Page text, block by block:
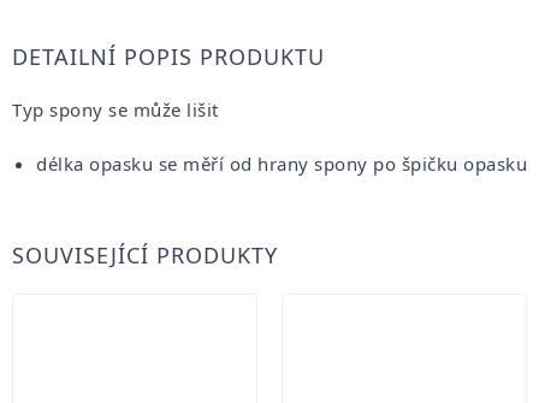
DETAILNÍ POPIS PRODUKTU
Typ spony se může lišit
délka opasku se měří od hrany spony po špičku opasku
SOUVISEJÍCÍ PRODUKTY